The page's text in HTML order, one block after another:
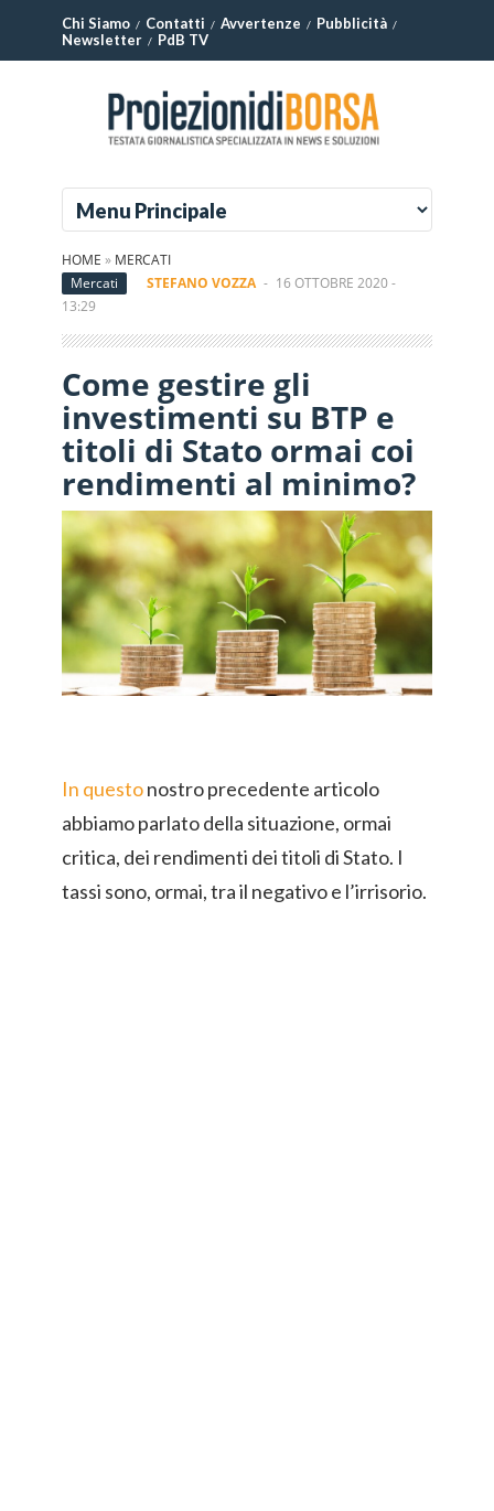
Chi Siamo Contatti Avvertenze
Pubblicità
Newsletter
PdB TV
HOME » MERCATI
Mercati
STEFANO VOZZA - 16 OTTOBRE 2020 -
13:29
Come gestire gli
investimenti su BTP e
titoli di Stato ormai coi
rendimenti al minimo?
In questonostro precedente articolo
abbiamo parlato della situazione, ormai
critica, dei rendimenti dei titoli di Stato. I
tassi sono, ormai, tra il negativo e l’irrisorio.